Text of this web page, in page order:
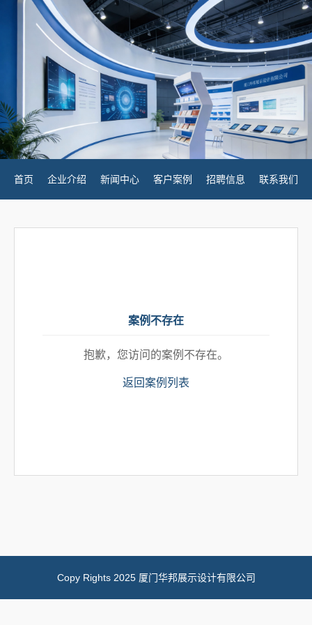
首页 企业介绍 新闻中心 客户案例 招聘信息 联系我们
案例不存在
抱歉，您访问的案例不存在。
返回案例列表
Copy Rights 2025 厦门华邦展示设计有限公司